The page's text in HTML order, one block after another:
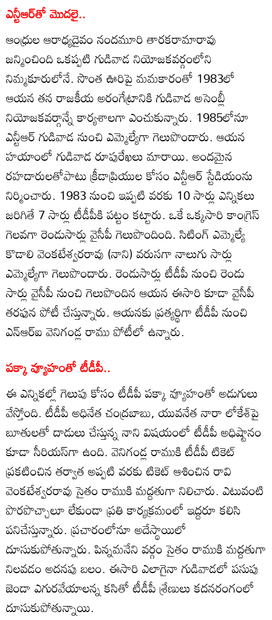
ఎన్టీఆర్‌తో మొదలై..
ఆంధ్రుల ఆరాధ్యదైవం నందమూరి తారకరామారావు
జన్మించింది ఒకప్పటి గుడివాడ నియోజకవర్గంలోని
నిమ్మకూరులోనే. సొంత ఊరిపై మమకారంతో 1983లో
ఆయన తన రాజకీయ అరంగేట్రానికి గుడివాడ అసెంబ్లీ
నియోజకవర్గాన్నే కార్యశాలగా ఎంచుకున్నారు. 1985లోనూ
ఎన్టీఆర్‌ గుడివాడ నుంచి ఎమ్మెల్యేగా గెలుపొందారు. ఆయన
హయాంలో గుడివాడ రూపురేఖలు మారాయి. అందమైన
రహదారులతోపాటు క్రీడాప్రియుల కోసం ఎన్టీఆర్‌ స్టేడియంను
నిర్మించారు. 1983 నుంచి ఇప్పటి వరకు 10 సార్లు ఎన్నికలు
జరిగితే 7 సార్లు టీడీపీకి పట్టం కట్టారు. ఒకే ఒక్కసారి కాంగ్రెస్‌
గెలవగా రెండుసార్లు వైసీపీ గెలుపొందింది. సిటింగ్‌ ఎమ్మెల్యే
కొడాలి వెంకటేశ్వరరావు (నాని) వరుసగా నాలుగు సార్లు
ఎమ్మెల్యేగా గెలుపొందారు. రెండుసార్లు టీడీపీ నుంచి రెండు
సార్లు వైసీపీ నుంచి గెలుపొందిన ఆయన ఈసారి కూడా వైసీపీ
తరఫున పోటీ చేస్తున్నారు. ఆయనకు ప్రత్యర్థిగా టీడీపీ నుంచి
ఎన్‌ఆర్‌ఐ వెనిగండ్ల రాము పోటీలో ఉన్నారు.
పక్కా వ్యూహంతో టీడీపీ..
ఈ ఎన్నికల్లో గెలుపు కోసం టీడీపీ పక్కా వ్యూహంతో అడుగులు
వేస్తోంది. టీడీపీ అధినేత చంద్రబాబు, యువనేత నారా లోకేశ్‌పై
బూతులతో దాడులు చేస్తున్న నాని విషయంలో టీడీపీ అధిష్టానం
కూడా సీరియస్‌గా ఉంది. వెనిగండ్ల రాముకి టీడీపీ టికెట్‌
ప్రకటించిన తర్వాత అప్పటి వరకు టికెట్‌ ఆశించిన రావి
వెంకటేశ్వరరావు సైతం రాముకి మద్దతుగా నిలిచారు. ఎటువంటి
పొరపొచ్చాలూ లేకుండా ప్రతి కార్యక్రమంలో ఇద్దరూ కలిసి
పనిచేస్తున్నారు. ప్రచారంలోనూ అదేస్థాయిలో
దూసుకుపోతున్నారు. పిన్నమనేని వర్గం సైతం రాముకి మద్దతుగా
నిలవడం అదనపు బలం. ఈసారి ఎలాగైనా గుడివాడలో పసుపు
జెండా ఎగురవేయాలన్న కసితో టీడీపీ శ్రేణులు కదనరంగంలో
దూసుకుపోతున్నాయి.